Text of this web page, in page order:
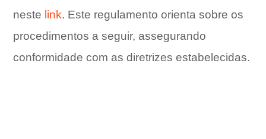
neste link. Este regulamento orienta sobre os
procedimentos a seguir, assegurando
conformidade com as diretrizes estabelecidas.